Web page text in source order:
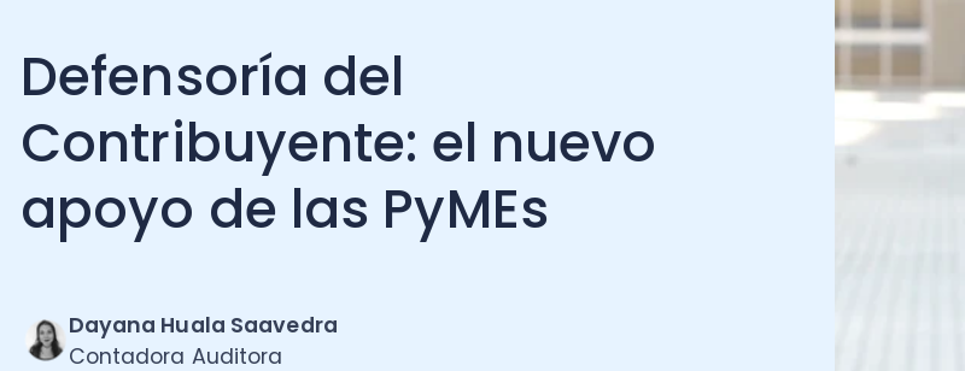
Defensoría del
Contribuyente: el nuevo
apoyo de las PyMEs
Lo lees en 7 minutos